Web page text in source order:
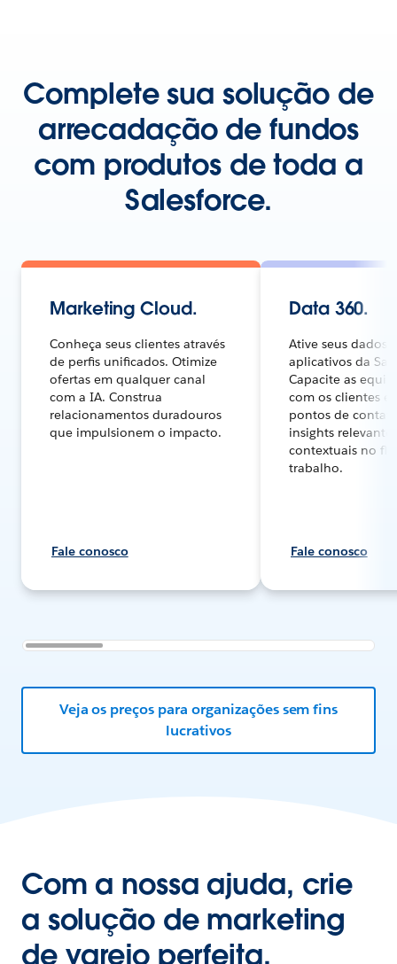
Complete sua solução de
arrecadação de fundos
com produtos de toda a
Salesforce.
Marketing Cloud.
Conheça seus clientes através
de perfis unificados. Otimize
ofertas em qualquer canal
com a IA. Construa
relacionamentos duradouros
que impulsionem o impacto.
Fale conosco
Data 360.
Ative seus dados
aplicativos da
Capacite as
com os clientes
pontos de
insights
contextuais no
trabalho.
Fale conosco
Veja os preços para organizações sem fins
lucrativos
Com a nossa ajuda, crie
a solução de marketing
de varejo perfeita.